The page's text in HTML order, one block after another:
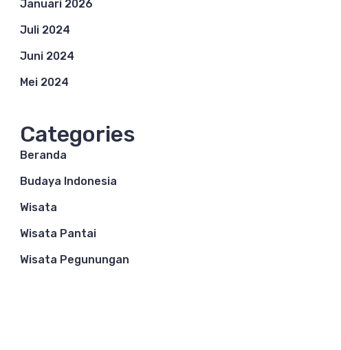
Januari 2026
Juli 2024
Juni 2024
Mei 2024
Categories
Beranda
Budaya Indonesia
Wisata
Wisata Pantai
Wisata Pegunungan